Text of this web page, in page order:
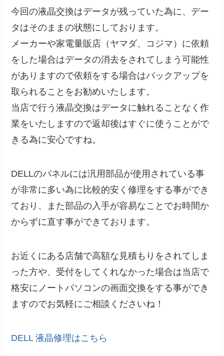
今回の液晶交換はデータが残っていた為に、デー
タはそのままの状態にしております。
メーカーや家電量販店（ヤマダ、コジマ）に依頼
をした場合はデータの消去をされてしまう可能性
がありますので依頼をする場合はバックアップを
取られることをお勧めいたします。
当店で行う液晶交換はデータに触れることなく作
業をいたしますので返却後はすぐに使うことがで
きる為に安心ですね。
DELLのパネルには汎用部品が使用されている事
が非常に多い為に比較的安く修理をする事ができ
ており、また部品の入手が容易なことでお時間か
からずに直す事ができております。
お近くにある店舗で高額な見積もりをされてしま
った方や、受付をしてくれなかった場合は当店で
格安にノートパソコンの画面交換をする事ができ
ますのでお気軽にご相談くださいね！
DELL 液晶修理はこちら